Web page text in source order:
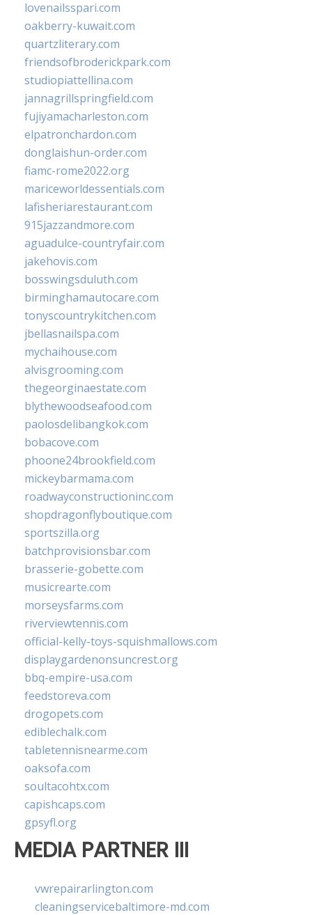
lovenailsspari.com
oakberry-kuwait.com
quartzliterary.com
friendsofbroderickpark.com
studiopiattellina.com
jannagrillspringfield.com
fujiyamacharleston.com
elpatronchardon.com
donglaishun-order.com
fiamc-rome2022.org
mariceworldessentials.com
lafisheriarestaurant.com
915jazzandmore.com
aguadulce-countryfair.com
jakehovis.com
bosswingsduluth.com
birminghamautocare.com
tonyscountrykitchen.com
jbellasnailspa.com
mychaihouse.com
alvisgrooming.com
thegeorginaestate.com
blythewoodseafood.com
paolosdelibangkok.com
bobacove.com
phoone24brookfield.com
mickeybarmama.com
roadwayconstructioninc.com
shopdragonflyboutique.com
sportszilla.org
batchprovisionsbar.com
brasserie-gobette.com
musicrearte.com
morseysfarms.com
riverviewtennis.com
official-kelly-toys-squishmallows.com
displaygardenonsuncrest.org
bbq-empire-usa.com
feedstoreva.com
drogopets.com
ediblechalk.com
tabletennisnearme.com
oaksofa.com
soultacohtx.com
capishcaps.com
gpsyfl.org
MEDIA PARTNER III
vwrepairarlington.com
cleaningservicebaltimore-md.com